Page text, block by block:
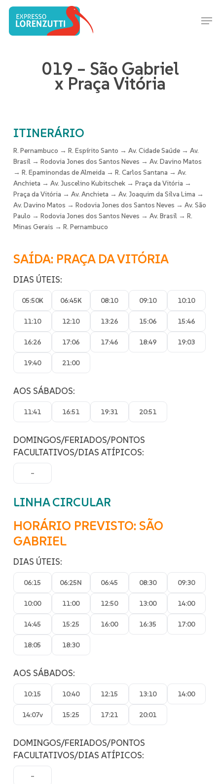
Skip
main
019 – São Gabriel
x Praça Vitória
ITINERÁRIO
R. Pernambuco → R. Espírito Santo → Av. Cidade Saúde → Av.
Brasil → Rodovia Jones dos Santos Neves → Av. Davino Matos
→ R. Epaminondas de Almeida → R. Carlos Santana → Av.
Anchieta → Av. Juscelino Kubitschek → Praça da Vitória →
Praça da Vitória → Av. Anchieta → Av. Joaquim da Silva Lima →
Av. Davino Matos → Rodovia Jones dos Santos Neves → Av. São
Paulo → Rodovia Jones dos Santos Neves → Av. Brasil → R.
Minas Gerais → R. Pernambuco
SAÍDA: PRAÇA DA VITÓRIA
DIAS ÚTEIS:
05:50K 06:45K 08:10 09:10 10:10
11:10 12:10 13:26 15:06 15:46
16:26 17:06 17:46 18:49 19:03
19:40 21:00
AOS SÁBADOS:
11:41 16:51 19:31 20:51
DOMINGOS/FERIADOS/PONTOS
FACULTATIVOS/DIAS ATÍPICOS:
–
LINHA CIRCULAR
HORÁRIO PREVISTO: SÃO
GABRIEL
DIAS ÚTEIS:
06:15 06:25N 06:45 08:30 09:30
10:00 11:00 12:50 13:00 14:00
14:45 15:25 16:00 16:35 17:00
18:05 18:30
AOS SÁBADOS:
10:15 10:40 12:15 13:10 14:00
14:07v 15:25 17:21 20:01
DOMINGOS/FERIADOS/PONTOS
FACULTATIVOS/DIAS ATÍPICOS:
–